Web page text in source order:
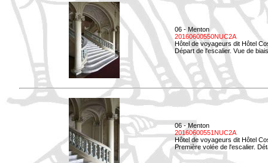
06 - Menton
20160600550NUC2A
Hôtel de voyageurs dit Hôtel
Départ de l'escalier. Vue de
06 - Menton
20160600551NUC2A
Hôtel de voyageurs dit Hôtel
Première volée de l'escalier.